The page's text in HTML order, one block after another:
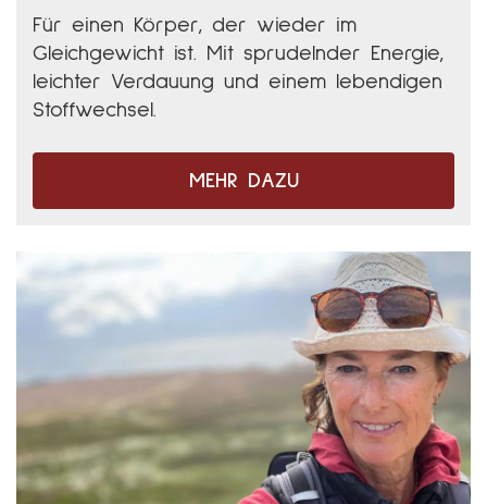
Für einen Körper, der wieder im
Gleichgewicht ist. Mit sprudelnder Energie,
leichter Verdauung und einem lebendigen
Stoffwechsel.
MEHR DAZU